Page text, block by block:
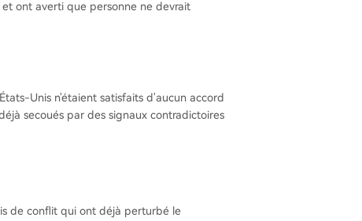
ont averti que personne ne devrait
Unis n'étaient satisfaits d'aucun accord
secoués par des signaux contradictoires
de conflit qui ont déjà perturbé le